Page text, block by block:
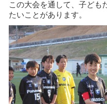
この大会を通して、子ども
たいことがあります。